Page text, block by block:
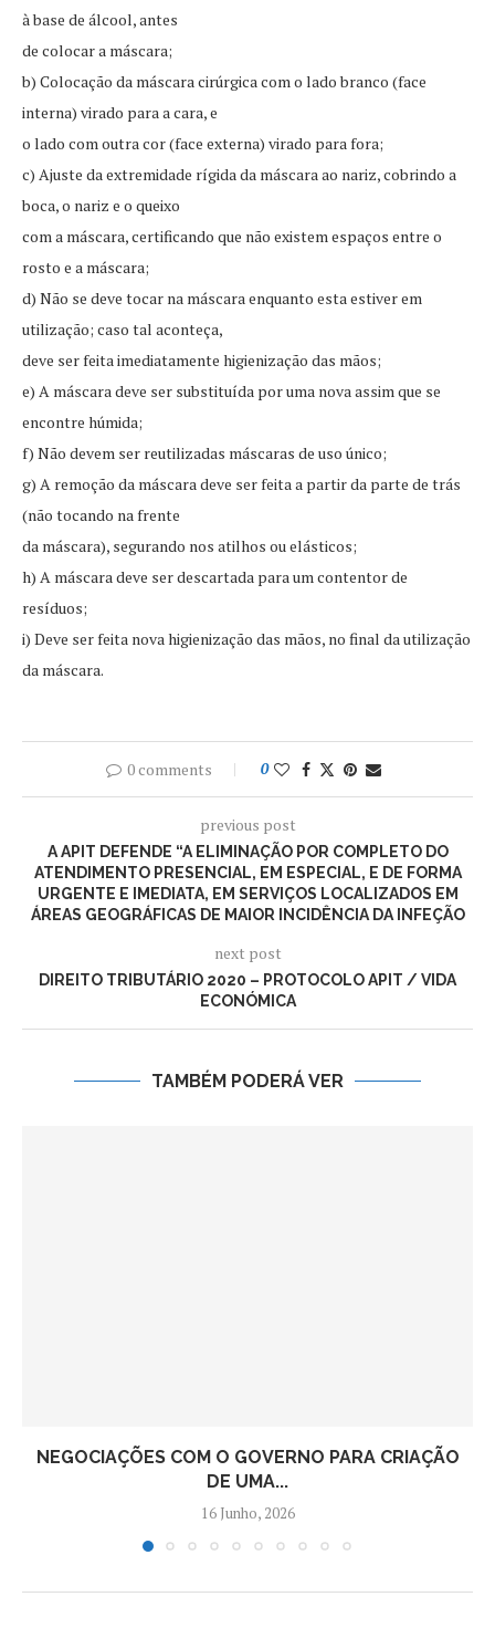
à base de álcool, antes
de colocar a máscara;
b) Colocação da máscara cirúrgica com o lado branco (face
interna) virado para a cara, e
o lado com outra cor (face externa) virado para fora;
c) Ajuste da extremidade rígida da máscara ao nariz, cobrindo a
boca, o nariz e o queixo
com a máscara, certificando que não existem espaços entre o
rosto e a máscara;
d) Não se deve tocar na máscara enquanto esta estiver em
utilização; caso tal aconteça,
deve ser feita imediatamente higienização das mãos;
e) A máscara deve ser substituída por uma nova assim que se
encontre húmida;
f) Não devem ser reutilizadas máscaras de uso único;
g) A remoção da máscara deve ser feita a partir da parte de trás
(não tocando na frente
da máscara), segurando nos atilhos ou elásticos;
h) A máscara deve ser descartada para um contentor de
resíduos;
i) Deve ser feita nova higienização das mãos, no final da utilização
da máscara.
0 comments 0
previous post
A APIT DEFENDE “A ELIMINAÇÃO POR COMPLETO DO
ATENDIMENTO PRESENCIAL, EM ESPECIAL, E DE FORMA
URGENTE E IMEDIATA, EM SERVIÇOS LOCALIZADOS EM
ÁREAS GEOGRÁFICAS DE MAIOR INCIDÊNCIA DA INFEÇÃO
next post
DIREITO TRIBUTÁRIO 2020 – PROTOCOLO APIT / VIDA
ECONÓMICA
TAMBÉM PODERÁ VER
NEGOCIAÇÕES COM O GOVERNO PARA CRIAÇÃO
DE UMA...
16 Junho, 2026